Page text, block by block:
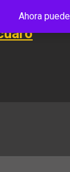
Ahora